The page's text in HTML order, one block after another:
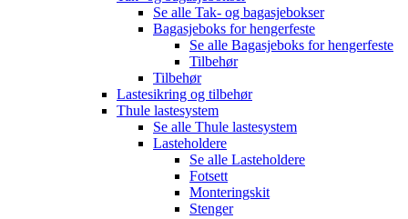
Se alle Tak- og bagasjebokser
Bagasjeboks for hengerfeste
Se alle Bagasjeboks for hengerfeste
Tilbehør
Tilbehør
Lastesikring og tilbehør
Thule lastesystem
Se alle Thule lastesystem
Lasteholdere
Se alle Lasteholdere
Fotsett
Monteringskit
Stenger